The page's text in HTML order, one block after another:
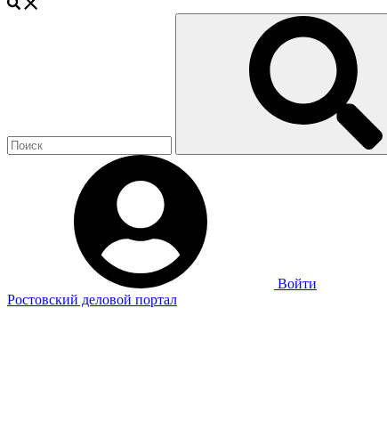
Войти
Ростовский деловой портал